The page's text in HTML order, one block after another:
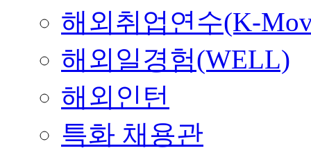
해외취업연수(K-
해외일경험(WELL)
해외인턴
특화 채용관